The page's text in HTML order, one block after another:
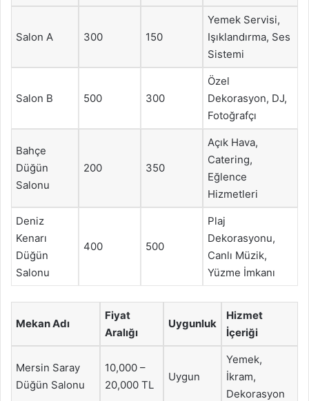
Salon A 300 150
Yemek Servisi,
Işıklandırma, Ses
Sistemi
Salon B 500 300
Özel
Dekorasyon, DJ,
Fotoğrafçı
Bahçe
Düğün
Salonu
200 350
Açık Hava,
Catering,
Eğlence
Hizmetleri
Deniz
Kenarı
Düğün
Salonu
400 500
Plaj
Dekorasyonu,
Canlı Müzik,
Yüzme İmkanı
Mekan Adı
Fiyat
Aralığı
Uygunluk
Hizmet
İçeriği
Mersin Saray
Düğün Salonu
10,000 –
20,000 TL
Uygun
Yemek,
İkram,
Dekorasyon